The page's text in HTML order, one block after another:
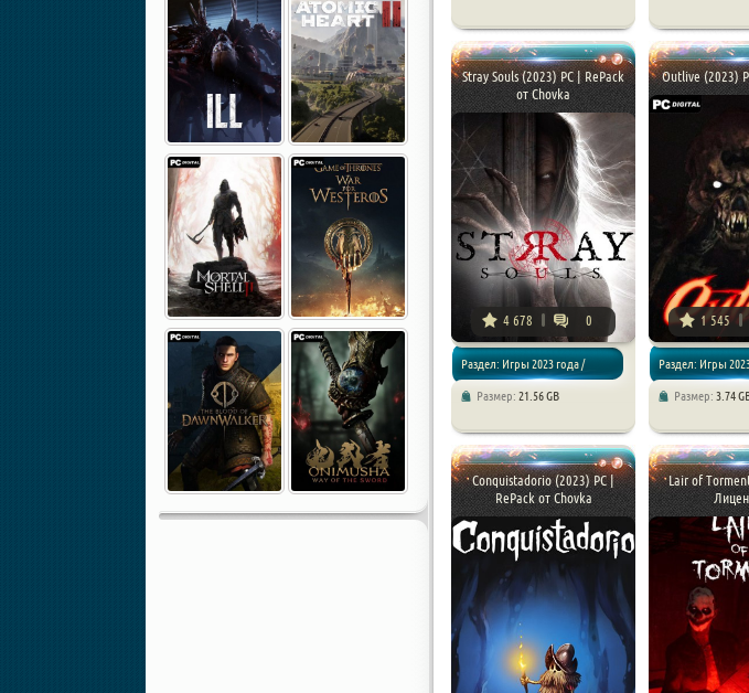
Stray Souls (2023) PC | RePack
от Chovka
4 678 0
Раздел: Игры 2023 года /
Размер: 21.56 GB
Outlive (2023)
1 545
Раздел: Игры
Размер: 3.74
Conquistadorio (2023) PC |
RePack от Chovka
Lair of